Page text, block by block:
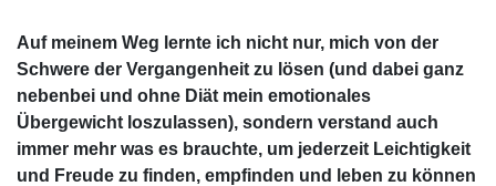
Auf meinem Weg lernte ich nicht nur, mich von der
Schwere der Vergangenheit zu lösen (und dabei ganz
nebenbei und ohne Diät mein emotionales
Übergewicht loszulassen), sondern verstand auch
immer mehr was es brauchte, um jederzeit Leichtigkeit
und Freude zu finden, empfinden und leben zu können